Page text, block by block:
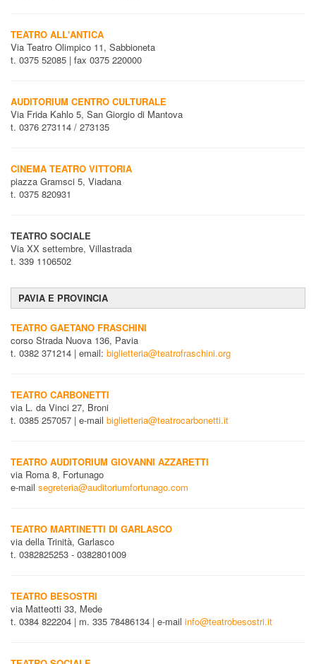
TEATRO ALL'ANTICA
Via Teatro Olimpico 11, Sabbioneta
t. 0375 52085 | fax 0375 220000
AUDITORIUM CENTRO CULTURALE
Via Frida Kahlo 5, San Giorgio di Mantova
t. 0376 273114 / 273135
CINEMA TEATRO VITTORIA
piazza Gramsci 5, Viadana
t. 0375 820931
TEATRO SOCIALE
Via XX settembre, Villastrada
t. 339 1106502
PAVIA E PROVINCIA
TEATRO GAETANO FRASCHINI
corso Strada Nuova 136, Pavia
t. 0382 371214 | email: biglietteria@teatrofraschini.org
TEATRO CARBONETTI
via L. da Vinci 27, Broni
t. 0385 257057 | e-mail biglietteria@teatrocarbonetti.it
TEATRO AUDITORIUM GIOVANNI AZZARETTI
via Roma 8, Fortunago
e-mail segreteria@auditoriumfortunago.com
TEATRO MARTINETTI DI GARLASCO
via della Trinità, Garlasco
t. 0382825253 - 0382801009
TEATRO BESOSTRI
via Matteotti 33, Mede
t. 0384 822204 | m. 335 78486134 | e-mail info@teatrobesostri.it